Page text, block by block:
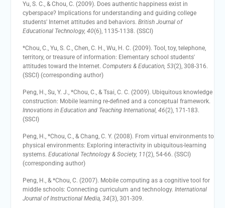
Yu, S. C., & Chou, C. (2009). Does authentic happiness exist in
cyberspace? Implications for understanding and guiding college
students' Internet attitudes and behaviors. British Journal of
Educational Technology, 40(6), 1135-1138. (SSCI)
*Chou, C., Yu, S. C., Chen, C. H., Wu, H. C. (2009). Tool, toy, telephone,
territory, or treasure of information: Elementary school students'
attitudes toward the Internet. Computers & Education, 53(2), 308-316.
(SSCI) (corresponding author)
Peng, H., Su, Y. J., *Chou, C., & Tsai, C. C. (2009). Ubiquitous knowledge
construction: Mobile learning re-defined and a conceptual framework.
Innovations in Education and Teaching International, 46(2), 171-183.
(SSCI)
Peng, H., *Chou, C., & Chang, C. Y. (2008). From virtual environments to
physical environments: Exploring interactivity in ubiquitous-learning
systems. Educational Technology & Society, 11(2), 54-66. (SSCI)
(corresponding author)
Peng, H., & *Chou, C. (2007). Mobile computing as a cognitive tool for
middle schools: Connecting curriculum and technology. International
Journal of Instructional Media, 34(3), 301-309.